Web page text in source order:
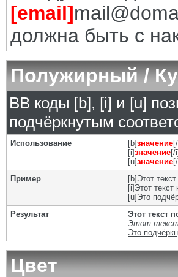
[email]
должна быть с
Полужирный /
BB коды [b], [i] и [u]
подчёркнутым
Использование [b]значение
[i]значение[/i]
[u]значение
Пример
[b]Этот
[i]Этот текст
[u]Это
Результат
Этот текст
Этот текст
Это
Цвет